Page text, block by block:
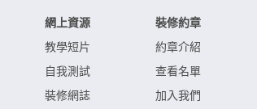
網上資源
教學短片
自我測試
裝修網誌
裝修約章
約章介紹
查看名單
加入我們